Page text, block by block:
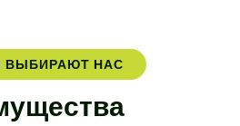
ВЫБИРАЮТ НАС
ущества